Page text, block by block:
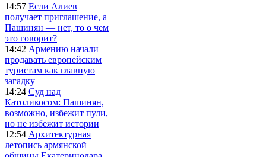
14:57 Если Алиев
получает приглашение, а
Пашинян — нет, то о чем
это говорит?
14:42 Армению начали
продавать европейским
туристам как главную
загадку
14:24 Суд над
Католикосом: Пашинян,
возможно, избежит пули,
но не избежит истории
12:54 Архитектурная
летопись армянской